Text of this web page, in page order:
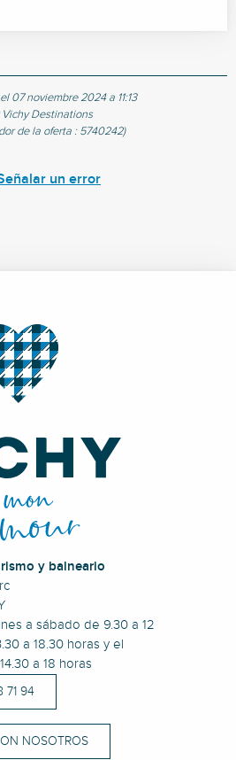
07 noviembre 2024 a 11:13
Destinations
de la oferta :5740242)
un error
y balneario
a sábado de 9.30 a 12
a 18.30 horas y el
a 18 horas
71 94
NOSOTROS